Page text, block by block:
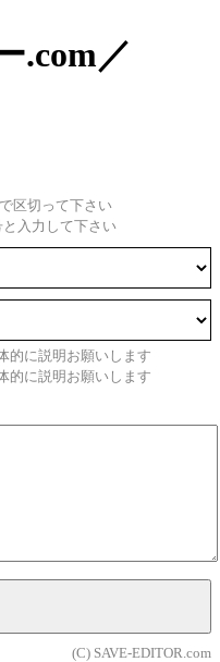
.com／
区切って下さい
入力して下さい
的に説明お願いします
的に説明お願いします
(C) SAVE-EDITOR.com